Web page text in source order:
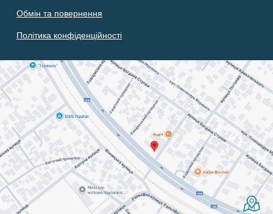
Обмін та повернення
Політика конфіденційності